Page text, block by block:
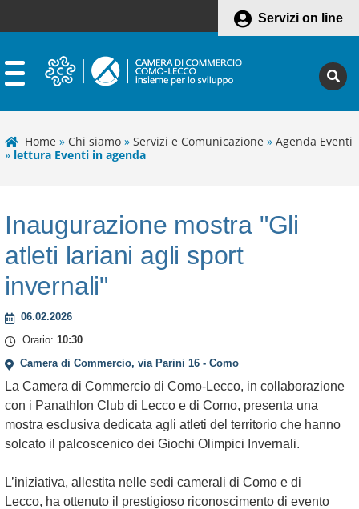
Servizi on line
Home » Chi siamo » Servizi e Comunicazione » Agenda Eventi
» lettura Eventi in agenda
Inaugurazione mostra "Gli
atleti lariani agli sport
invernali"
06.02.2026
Orario: 10:30
Camera di Commercio, via Parini 16 - Como
La Camera di Commercio di Como-Lecco, in collaborazione
con i Panathlon Club di Lecco e di Como, presenta una
mostra esclusiva dedicata agli atleti del territorio che hanno
solcato il palcoscenico dei Giochi Olimpici Invernali.
L’iniziativa, allestita nelle sedi camerali di Como e di
Lecco, ha ottenuto il prestigioso riconoscimento di evento